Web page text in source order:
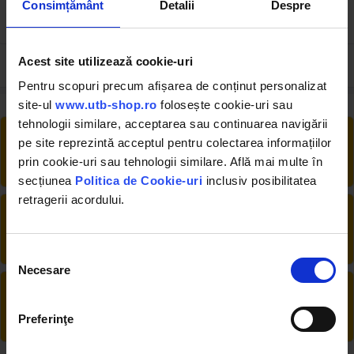
Consimțământ Detalii Despre
Acest site utilizează cookie-uri
Pentru scopuri precum afișarea de conținut personalizat
site-ul www.utb-shop.ro folosește cookie-uri sau
tehnologii similare, acceptarea sau continuarea navigării
pe site reprezintă acceptul pentru colectarea informațiilor
prin cookie-uri sau tehnologii similare. Află mai multe în
secțiunea Politica de Cookie-uri inclusiv posibilitatea
retragerii acordului.
consimțământului
Necesare
Preferinţe
12.36 RON 108.00 RON
RETUR EXTINS
Ai posibilitate de retur în 30 zile, comandă
produsele de care ai nevoie fără griji
La livrare, verifici produsele împreună cu
Livrăm rapid, avem toate produsele în